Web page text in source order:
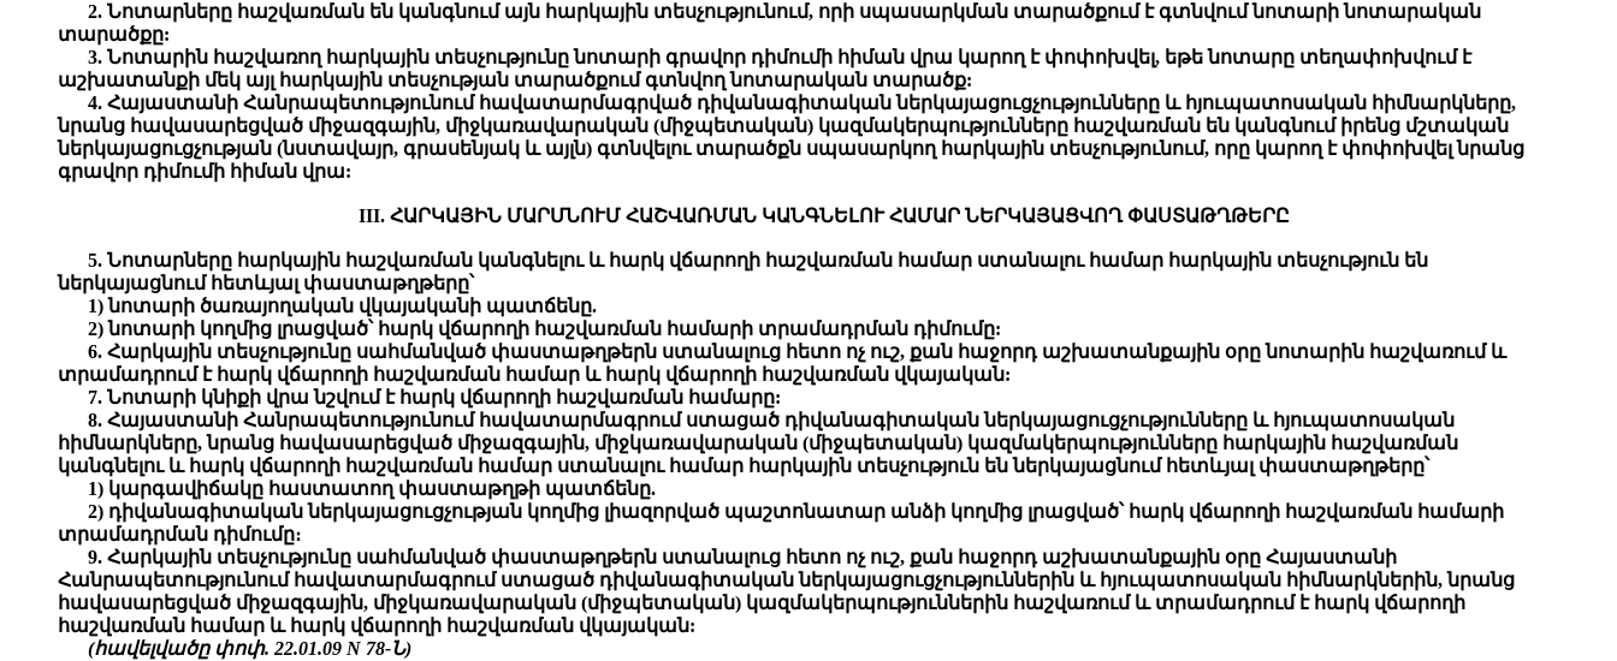
2. Նոտարները հաշվառման են կանգնում այն հարկային տեսչությունում, որի սպասարկման տարածքում է գտնվում նոտարի նոտարական
տարածքը:
3. Նոտարին հաշվառող հարկային տեսչությունը նոտարի գրավոր դիմումի հիման վրա կարող է փոփոխվել, եթե նոտարը տեղափոխվում է
աշխատանքի մեկ այլ հարկային տեսչության տարածքում գտնվող նոտարական տարածք:
4. Հայաստանի Հանրապետությունում հավատարմագրված դիվանագիտական ներկայացուցչությունները և հյուպատոսական հիմնարկները,
նրանց հավասարեցված միջազգային, միջկառավարական (միջպետական) կազմակերպությունները հաշվառման են կանգնում իրենց մշտական
ներկայացուցչության (նստավայր, գրասենյակ և այլն) գտնվելու տարածքն սպասարկող հարկային տեսչությունում, որը կարող է փոփոխվել նրանց
գրավոր դիմումի հիման վրա:
III. ՀԱՐԿԱՅԻՆ ՄԱՐՄՆՈՒՄ ՀԱՇՎԱՌՄԱՆ ԿԱՆԳՆԵԼՈՒ ՀԱՄԱՐ ՆԵՐԿԱՅԱՑՎՈՂ ՓԱՍՏԱԹՂԹԵՐԸ
5. Նոտարները հարկային հաշվառման կանգնելու և հարկ վճարողի հաշվառման համար ստանալու համար հարկային տեսչություն են
ներկայացնում հետևյալ փաստաթղթերը՝
1) նոտարի ծառայողական վկայականի պատճենը.
2) նոտարի կողմից լրացված՝ հարկ վճարողի հաշվառման համարի տրամադրման դիմումը:
6. Հարկային տեսչությունը սահմանված փաստաթղթերն ստանալուց հետո ոչ ուշ, քան հաջորդ աշխատանքային օրը նոտարին հաշվառում և
տրամադրում է հարկ վճարողի հաշվառման համար և հարկ վճարողի հաշվառման վկայական:
7. Նոտարի կնիքի վրա նշվում է հարկ վճարողի հաշվառման համարը:
8. Հայաստանի Հանրապետությունում հավատարմագրում ստացած դիվանագիտական ներկայացուցչությունները և հյուպատոսական
հիմնարկները, նրանց հավասարեցված միջազգային, միջկառավարական (միջպետական) կազմակերպությունները հարկային հաշվառման
կանգնելու և հարկ վճարողի հաշվառման համար ստանալու համար հարկային տեսչություն են ներկայացնում հետևյալ փաստաթղթերը՝
1) կարգավիճակը հաստատող փաստաթղթի պատճենը.
2) դիվանագիտական ներկայացուցչության կողմից լիազորված պաշտոնատար անձի կողմից լրացված՝ հարկ վճարողի հաշվառման համարի
տրամադրման դիմումը։
9. Հարկային տեսչությունը սահմանված փաստաթղթերն ստանալուց հետո ոչ ուշ, քան հաջորդ աշխատանքային օրը Հայաստանի
Հանրապետությունում հավատարմագրում ստացած դիվանագիտական ներկայացուցչություններին և հյուպատոսական հիմնարկներին, նրանց
հավասարեցված միջազգային, միջկառավարական (միջպետական) կազմակերպություններին հաշվառում և տրամադրում է հարկ վճարողի
հաշվառման համար և հարկ վճարողի հաշվառման վկայական:
(հավելվածը փոփ. 22.01.09 N 78-Ն)